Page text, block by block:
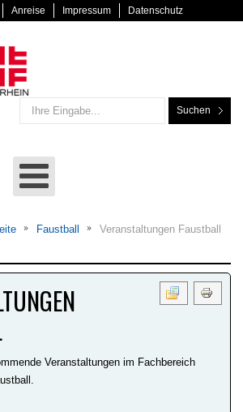
Anreise Impressum Datenschutz
Suchen
Faustball Veranstaltungen Faustball
Veranstaltungen im Fachbereich